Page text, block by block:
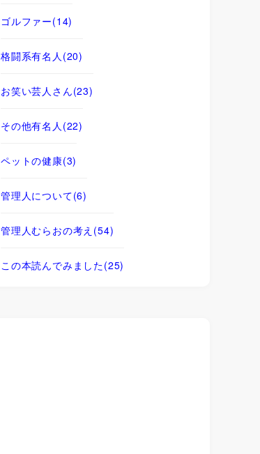
ゴルファー(14)
格闘系有名人 (20)
お笑い芸人さん(23)
その他有名人 (22)
ペットの健康(3)
管理人について(6)
管理人むらおの考え (54)
この本読んでみました(25)